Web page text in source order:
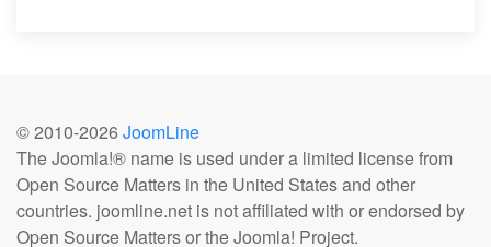
© 2010-2026 JoomLine
The Joomla!® name is used under a limited license from
Open Source Matters in the United States and other
countries. joomline.net is not affiliated with or endorsed by
Open Source Matters or the Joomla! Project.